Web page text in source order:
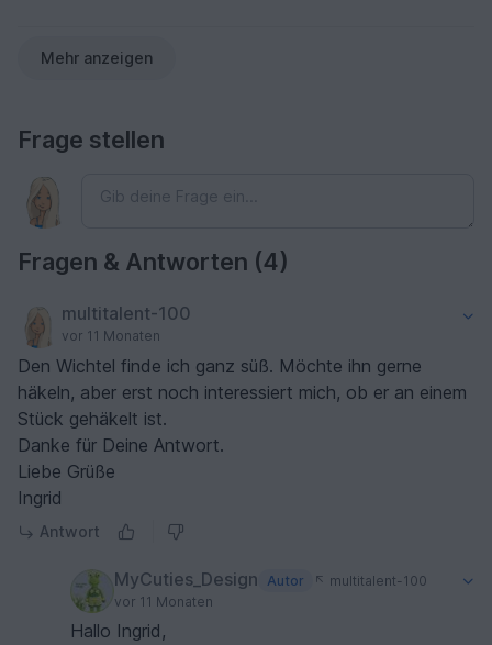
ich erst noch passendes Garn kaufen, dann
Anleitung.
Mehr anzeigen
Frage stellen
Fragen & Antworten (4)
multitalent-100
vor 11 Monaten
Den Wichtel finde ich ganz süß. Möchte ihn gerne
häkeln, aber erst noch interessiert mich, ob er an einem
Stück gehäkelt ist.
Danke für Deine Antwort.
Liebe Grüße
Ingrid
Antwort
MyCuties_Design Autor
multitalent-100
vor 11 Monaten
Hallo Ingrid,